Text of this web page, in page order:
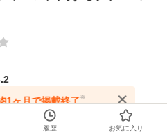
1ヶ月で掲載終了※
い合わせください
履歴 お気に入り